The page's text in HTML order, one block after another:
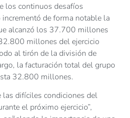
los continuos desafíos
de forma notable la
alcanzó los 37.700 millones
millones del ejercicio
al tirón de la división de
la facturación total del grupo
32.800 millones.
las difíciles condiciones del
el próximo ejercicio”,